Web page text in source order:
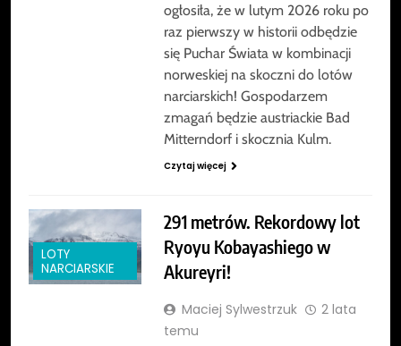
ogłosiła, że w lutym 2026 roku po
raz pierwszy w historii odbędzie
się Puchar Świata w kombinacji
norweskiej na skoczni do lotów
narciarskich! Gospodarzem
zmagań będzie austriackie Bad
Mitterndorf i skocznia Kulm.
Czytaj więcej
LOTY
NARCIARSKIE
291 metrów. Rekordowy lot
Ryoyu Kobayashiego w
Akureyri!
Maciej Sylwestrzuk
2 lata
temu